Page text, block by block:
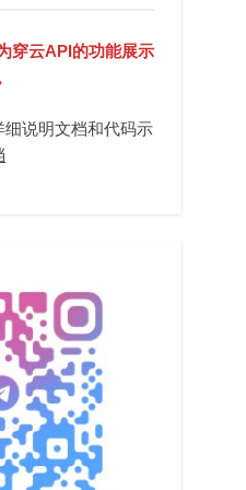
穿云API的功能展示
说明文档和代码示